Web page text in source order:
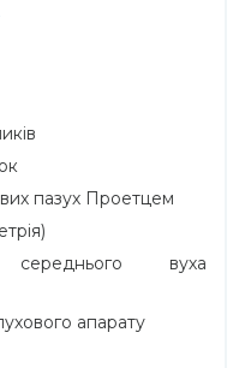
пазух Проетцем
вуха
апарату